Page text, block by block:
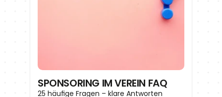
SPONSORING IM VEREIN FAQ
25 häufige Fragen – klare Antworten